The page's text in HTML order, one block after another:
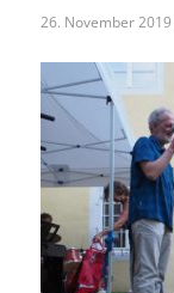
26. November 2019